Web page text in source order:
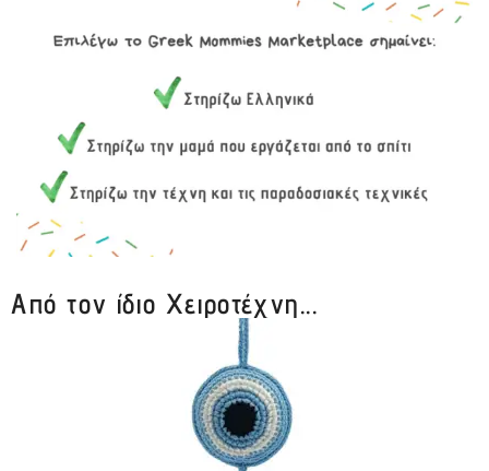
Από τον ίδιο Χειροτέχνη...